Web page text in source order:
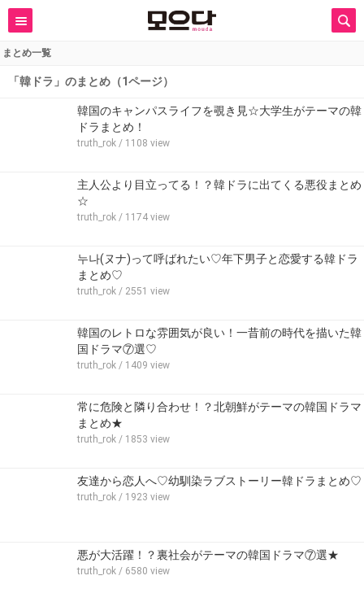
まとめ一覧
「韓ドラ」のまとめ（1ページ）
韓国のキャンパスライフを覗き見☆大学生がテーマの韓
ドラまとめ！
truth_rok / 1108 view
主人公より目立ってる！？韓ドラに出てくる悪役まとめ
☆
truth_rok / 1174 view
누나(ヌナ)って呼ばれたい♡年下男子と恋愛する韓ドラ
まとめ♡
truth_rok / 2551 view
韓国のレトロな雰囲気が良い！一昔前の時代を描いた韓
国ドラマ⑦選♡
truth_rok / 1409 view
常に危険と隣り合わせ！？北朝鮮がテーマの韓国ドラマ
まとめ★
truth_rok / 1853 view
友達から恋人へ♡幼馴染ラブストーリー韓ドラまとめ♡
truth_rok / 1923 view
悪が大活躍！？裏社会がテーマの韓国ドラマ⑦選★
truth_rok / 6580 view